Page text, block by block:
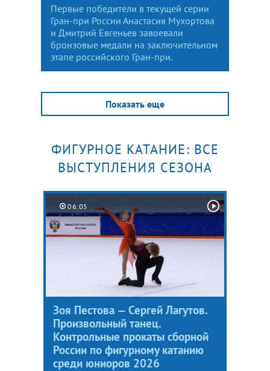
Первые победители в текущей серии
Гран-при России Анастасия Мухортова
и Дмитрий Евгеньев завоевали
бронзовые медали на заключительном
этапе российского Гран-при.
Показать еще
ФИГУРНОЕ КАТАНИЕ: ВСЕ
ВЫСТУПЛЕНИЯ СЕЗОНА
06:05
Зоя Пестова — Сергей Лагутов.
Произвольный танец.
Контрольные прокаты сборной
России по фигурному катанию
среди юниоров 2026